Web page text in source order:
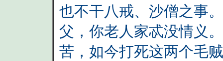
也不干八戒、沙僧之事
父，你老人家忒没情义
苦，如今打死这两个毛